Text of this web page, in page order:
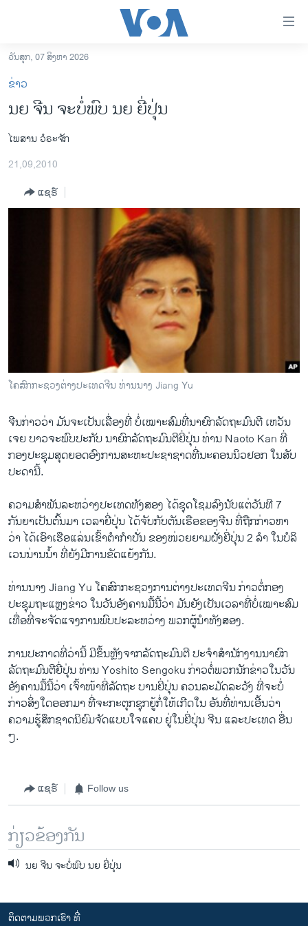
ເຂົ້າ
ຫາ
ຂ້າມ
ຂ້າມ
ໄປ
ຫາ
ການເລືອກຕັ້ງ ປະທານາທີບໍດີ ສະຫະລັດ 2024
ຂ່າວ​ຈີນ
ໂລກ
ອິດສະຫຼະພາບດ້ານການຂ່າວ
ວິທະຍາສາດ-ເທັກໂນໂລຈີ
ພາສາອັງກິດ
ວີດີໂອ
ສຽງ
ລາຍການກະຈາຍສຽງ
ລາຍງານ
ຕິດຕາມພວກເຮົາ ທີ່
ພາສາຕ່າງໆ
ວັນສຸກ, 07 ສິງຫາ 2026
ຂ່າວ
ນຍ ຈີນ ຈະບໍ່ພົບ ນຍ ຍີ່ປຸ່ນ
ໄພສານ ວໍຣະຈັກ
21,09,2010
ແຊຣ໌
ໂຄສົກກະຊວງຕ່າງປະເທດຈີນ ທ່ານນາງ Jiang Yu
ຈີນກ່າວວ່າ ມັນຈະເປັນເລື່ອງທີ່ ບໍ່ເໝາະສົມທີ່ນາຍົກລັດຖະມົນຕີ ເຫວັນ
ເຈຍ ບາວຈະພົບປະກັບ ນາຍົກລັດຖະມົນຕີຍີ່ປຸ່ນ ທ່ານ Naoto Kan ທີ່
ກອງປະຊຸມສຸດຍອດອົງການສະຫະປະຊາຊາດທີ່ນະຄອນນິວຢອກ ໃນສັບ
ປະດານີ້.
ຄວາມສຳພັນລະຫວ່າງປະເທດທັງສອງ ໄດ້ຊຸດໂຊມລົງນັບແຕ່ວັນທີ 7
ກັນຍາເປັນຕົ້ນມາ ເວລາຍີ່ປຸ່ນ ໄດ້ຈັບກັບຕັນເຮືອຂອງຈີນ ທີ່ຖືກກ່າວຫາ
ວ່າ ໄດ້ເອົາເຮືອແລ່ນເຂົ້າຕຳກຳປັ່ນ ຂອງໜ່ວຍຍາມຝັ່ງຍີ່ປຸ່ນ 2 ລຳ ໃນບໍລິ
ເວນນ່ານນໍ້າ ທີ່ຍັງມີການຂັດແຍ້ງກັນ.
ທ່ານນາງ Jiang Yu ໂຄສົກກະຊວງການຕ່າງປະເທດຈີນ ກ່າວຕໍ່ກອງ
ປະຊຸມຖະແຫຼງຂ່າວ ໃນວັນອັງຄານມື້ນີ້ວ່າ ມັນຍັງເປັນເວລາທີ່ບໍ່ເໝາະສົມ
ເທື່ອທີ່ຈະຈັດແຈງການພົບປະລະຫວ່າງ ພວກຜູ້ນຳທັງສອງ.
ການປະກາດທີ່ວ່ານີ້ ມີຂຶ້ນຫຼັງຈາກລັດຖະມົນຕີ ປະຈຳສຳນັກງານນາຍົກ
ລັດຖະມົນຕີຍີ່ປຸ່ນ ທ່ານ Yoshito Sengoku ກ່າວຕໍ່ພວກນັກຂ່າວໃນວັນ
ອັງຄານມື້ນີ້ວ່າ ເຈົ້າໜ້າທີ່ລັດຖະ ບານຍີ່ປຸ່ນ ຄວນລະມັດລະວັງ ທີ່​ຈະ​ບໍ່​
ກ່າວ​ສິ່ງ​ໃດ​ອອກ​ມາ ​ທີ່ຈະກະຕຸກຊຸກຍູ້ກໍ່ໃຫ້ເກີດໃນ ອັນທີ່ທ່ານເອີ້ນວ່າ
ຄວາມຮູ້ສຶກຊາດນິຍົມຈັດ​ແບບ​ໃຈແຄບ ຢູ່ໃນຍີ່ປຸ່ນ ຈີນ ແລະປະເທດ ອື່ນ
ໆ.
ແຊຣ໌ Follow us
ກ່ຽວຂ້ອງກັນ
ນຍ ຈີນ ຈະບໍ່ພົບ ນຍ ຍີ່ປຸ່ນ
ຕິດຕາມພວກເຮົາ ທີ່